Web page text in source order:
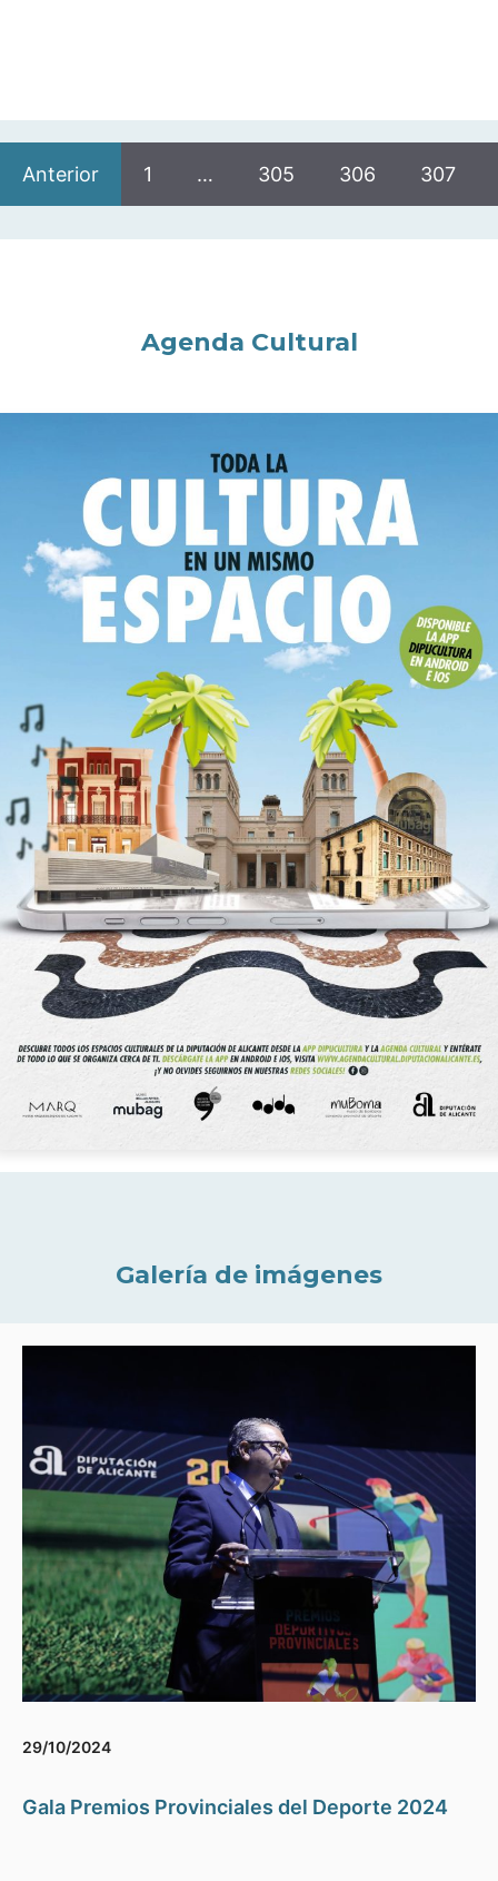
Anterior 1 … 305 306 307
Agenda Cultural
Galería de imágenes
29/10/2024
Gala Premios Provinciales del Deporte 2024